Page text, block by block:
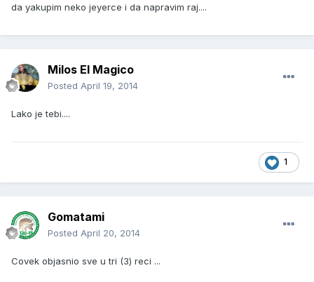
da yakupim neko jeyerce i da napravim raj....
Milos El Magico
Posted April 19, 2014
Lako je tebi....
1
Gomatami
Posted April 20, 2014
Covek objasnio sve u tri (3) reci ...